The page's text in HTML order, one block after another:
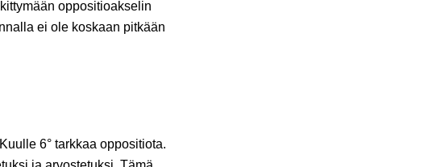
oppositioakselin
ei ole koskaan pitkään
6° tarkkaa oppositiota.